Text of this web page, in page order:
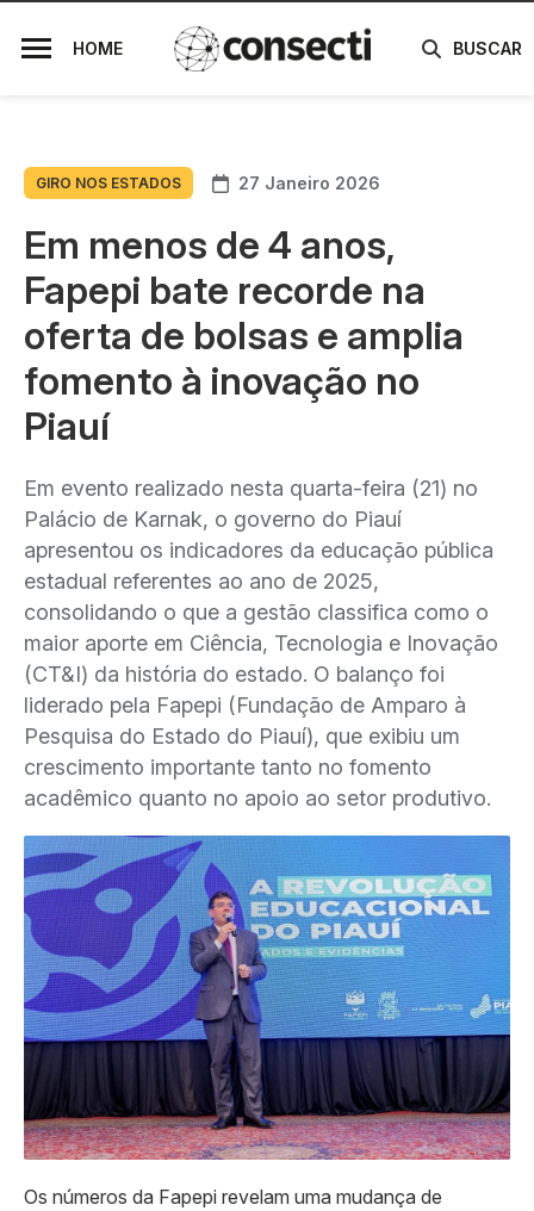
HOME BUSCAR
GIRO NOS ESTADOS 27 Janeiro 2026
Em menos de 4 anos,
Fapepi bate recorde na
oferta de bolsas e amplia
fomento à inovação no
Piauí
Em evento realizado nesta quarta-feira (21) no
Palácio de Karnak, o governo do Piauí
apresentou os indicadores da educação pública
estadual referentes ao ano de 2025,
consolidando o que a gestão classifica como o
maior aporte em Ciência, Tecnologia e Inovação
(CT&I) da história do estado. O balanço foi
liderado pela Fapepi (Fundação de Amparo à
Pesquisa do Estado do Piauí), que exibiu um
crescimento importante tanto no fomento
acadêmico quanto no apoio ao setor produtivo.
Os números da Fapepi revelam uma mudança de